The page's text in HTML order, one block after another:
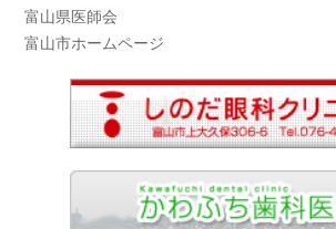
富山県医師会
富山市ホームページ